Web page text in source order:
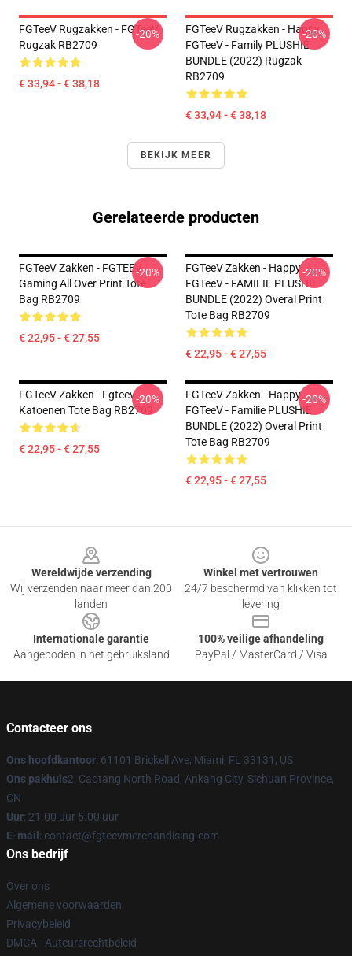
FGTeeV Rugzakken - FGTeeV
Rugzak RB2709
€ 33,94 - € 38,18
-20%
FGTeeV Rugzakken - Happy
FGTeeV - Family PLUSHIE
BUNDLE (2022) Rugzak
RB2709
€ 33,94 - € 38,18
-20%
BEKIJK MEER
Gerelateerde producten
FGTeeV Zakken - FGTEEV
Gaming All Over Print Tote
Bag RB2709
€ 22,95 - € 27,55
-20%
FGTeeV Zakken - Happy
FGTeeV - FAMILIE PLUSHIE
BUNDLE (2022) Overal Print
Tote Bag RB2709
€ 22,95 - € 27,55
-20%
FGTeeV Zakken - Fgteev
Katoenen Tote Bag RB2709
€ 22,95 - € 27,55
-20%
FGTeeV Zakken - Happy
FGTeeV - Familie PLUSHIE
BUNDLE (2022) Overal Print
Tote Bag RB2709
€ 22,95 - € 27,55
-20%
Wereldwijde verzending
Wij verzenden naar meer dan 200
landen
Winkel met vertrouwen
24/7 beschermd van klikken tot
levering
Internationale garantie
Aangeboden in het gebruiksland
100% veilige afhandeling
PayPal / MasterCard / Visa
Contacteer ons
Ons hoofdkantoor: 61101 Brickell Ave, Miami, FL 33131, US
Ons pakhuis2, Caotang North Road, Ankang City, Sichuan Province,
CN
Uur: 21.00 uur 5.00 uur
E-mail : contact@fgteevmerchandising.com
Ons bedrijf
Over ons
Algemene voorwaarden
Privacybeleid
DMCA - Auteursrechtbeleid